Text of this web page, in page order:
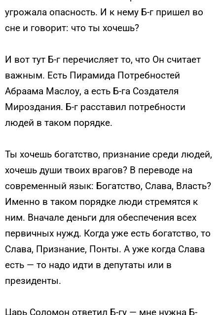
угрожала опасность. И к нему Б-г пришел во
сне и говорит: что ты хочешь?
И вот тут Б-г перечисляет то, что Он считает
важным. Есть Пирамида Потребностей
Абраама Маслоу, а есть Б-га Создателя
Мироздания. Б-г расставил потребности
людей в таком порядке.
Ты хочешь богатство, признание среди людей,
хочешь души твоих врагов? В переводе на
современный язык: Богатство, Слава, Власть?
Именно в таком порядке люди стремятся к
ним. Вначале деньги для обеспечения всех
первичных нужд. Когда уже есть богатство, то
Слава, Признание, Понты. А уже когда Слава
есть — то надо идти в депутаты или в
президенты.
Царь Соломон ответил Б-гу — мне нужна Б-